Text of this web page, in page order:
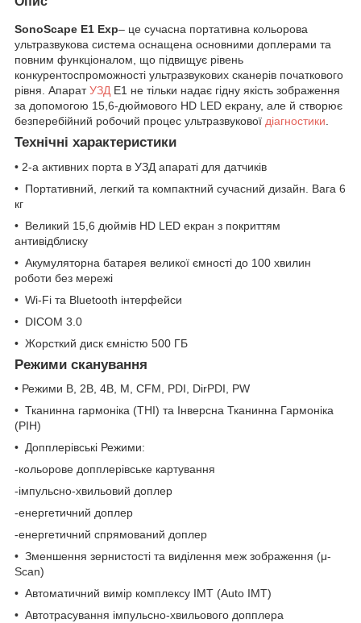
SonoScape Е1 Exp– це сучасна портативна кольорова
ультразвукова система оснащена основними доплерами та
повним функціоналом, що підвищує рівень
конкурентоспроможності ультразвукових сканерів початкового
рівня. АпаратУЗД Е1 не тільки надає гідну якість зображення
за допомогою 15,6-дюймового HD LED екрану, але й створює
безперебійний робочий процес ультразвукової діагностики
Технічні характеристики
• 2-а активних порта в УЗД апараті для датчиків
• Портативний, легкий та компактний сучасний дизайн. Вага 6
кг
• Великий 15,6 дюймів HD LED екран з покриттям
антивідблиску
• Акумуляторна батарея великої ємності до 100 хвилин
роботи без мережі
• Wi-Fi та Bluetooth інтерфейси
• DICOM 3.0
• Жорсткий диск ємністю 500 ГБ
Режими сканування
• Режими В, 2В, 4В, М, CFM, PDI, DirPDI, PW
• Тканинна гармоніка (THI) та Інверсна Тканинна Гармоніка
(PIH)
• Допплерівські Режими:
-кольорове допплерівське картування
-імпульсно-хвильовий доплер
-енергетичний доплер
-енергетичний спрямований доплер
• Зменшення зернистості та виділення меж зображення (μ-
Scan)
• Автоматичний вимір комплексу IMT (Auto IMT)
• Автотрасування імпульсно-хвильового допплера